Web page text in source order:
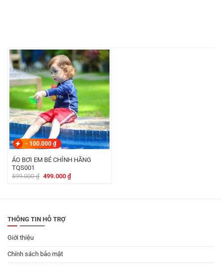
- 100.000 ₫
ÁO BƠI EM BÉ CHÍNH HÃNG
TQS001
599.000₫ Giá
499.000 ₫Giá
hiện
THÔNG TIN HỖ TRỢ
Giới thiệu
Chính sách bảo mật